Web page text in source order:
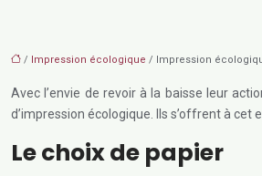
/ Impression écologique / Impression
Avec l’envie de revoir à la baisse leur
d’impression écologique. Ils s’offrent à
Le choix de papier